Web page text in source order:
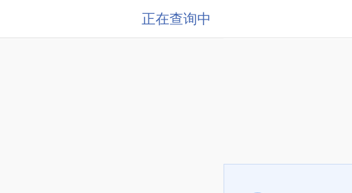
正在查询中